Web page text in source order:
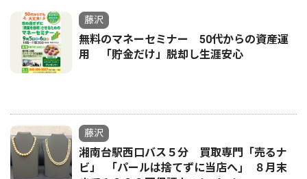
藤沢
無料のマネーセミナー 50代からの資産運
用 「貯金だけ」脱却し生涯安心
藤沢
湘南台駅西口バス５分 買取専門「売るナ
ビ」 ｢パールは捨てずに当店へ｣ ８月末